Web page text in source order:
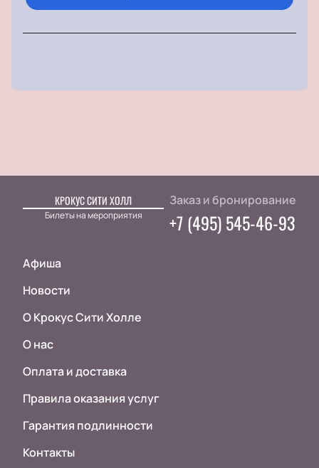
КРОКУС СИТИ ХОЛЛ
Билеты на мероприятия
Афиша
Новости
О Крокус Сити Холле
О нас
Оплата и доставка
Правила оказания услуг
Гарантия подлинности
Контакты
Заказ и бронирование
+7 (495) 545-46-93